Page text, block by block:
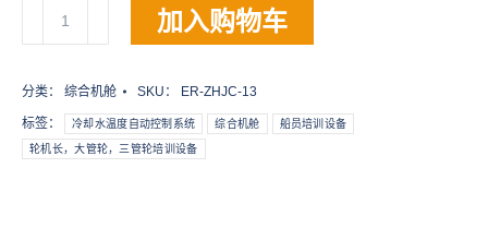
温
自
动
加入购物车
分类： 综合机舱 SKU： ER-ZHJC-13
标签： 冷却水温度自动控制系统 综合机舱 船员培训设备
轮机长，大管轮，三管轮培训设备